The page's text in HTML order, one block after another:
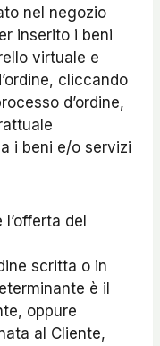
nel negozio
inserito i beni
virtuale e
cliccando
d’ordine,
i beni e/o servizi
del
scritta o in
è il
oppure
al Cliente,